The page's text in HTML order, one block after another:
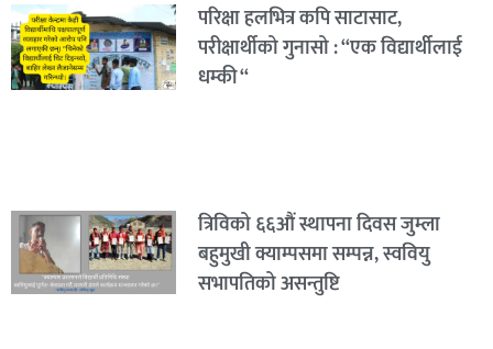
परिक्षा हलभित्र कपि साटासाट,
परीक्षार्थीको गुनासो : “एक विद्यार्थीलाई
धम्की “
त्रिविको ६६औं स्थापना दिवस जुम्ला
बहुमुखी क्याम्पसमा सम्पन्न, स्ववियु
सभापतिको असन्तुष्टि